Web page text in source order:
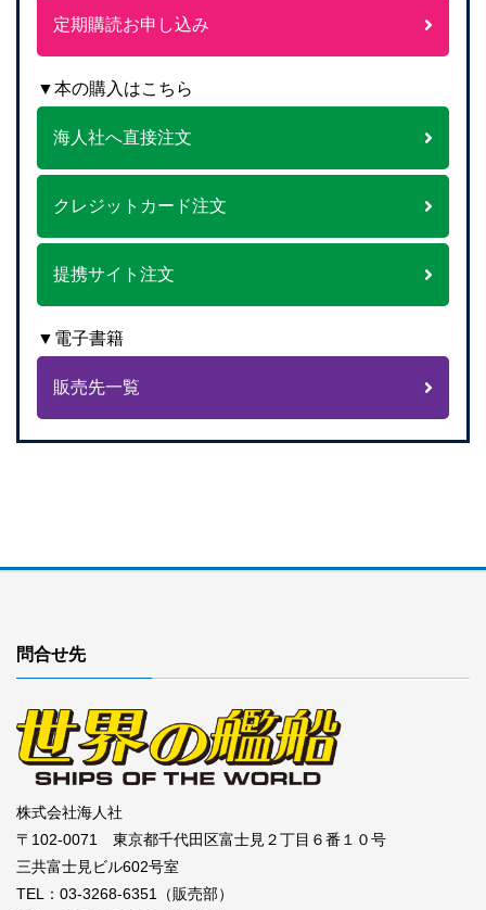
定期購読お申し込み
▼本の購入はこちら
海人社へ直接注文
クレジットカード注文
提携サイト注文
▼電子書籍
販売先一覧
問合せ先
株式会社海人社
〒102-0071 東京都千代田区富士見２丁目６番１０号
三共富士見ビル602号室
TEL：03-3268-6351（販売部）